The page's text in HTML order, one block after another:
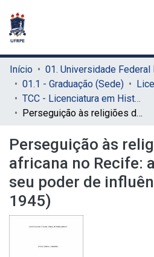
Início
01.1 - Graduação (Sede)
TCC - Licenciatura em História (Sede)
Perseguição às religiões de matriz africana no Recife: a imprensa e seu poder de influência (1937 - 1945)
Perseguição às
africana no Recife:
seu poder de
1945)